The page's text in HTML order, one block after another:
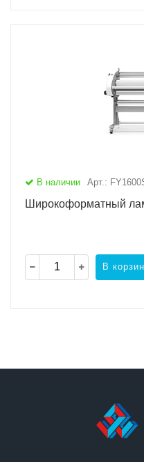
В наличии Арт.:
Широкоформатный
В